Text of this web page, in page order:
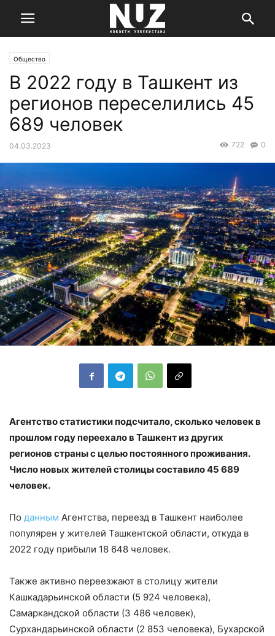
Общество
В 2022 году в Ташкент из
регионов переселились 45
689 человек
04.03.2023 0
722
Агентство статистики подсчитало, сколько человек в
прошлом году переехало в Ташкент из других
регионов страны с целью постоянного проживания.
Число новых жителей столицы составило 45 689
человек.
По данным Агентства, переезд в Ташкент наиболее
популярен у жителей Ташкентской области, откуда в
2022 году прибыли 18 648 человек.
Также активно переезжают в столицу жители
Кашкадарьинской области (5 924 человека),
Самаркандской области (3 486 человек),
Сурхандарьинской области (2 853 человека), Бухарской